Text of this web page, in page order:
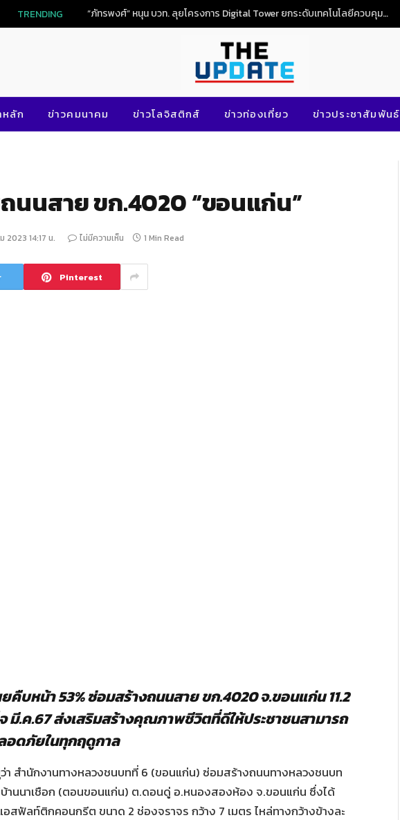
TRENDING “ภัทรพงศ์” หนุน บวท. ลุยโครงการ Digital Tower ยกระดับเทคโนโลยีควบคุมจราจรทางอากาศไทย
หลัก ข่าวคมนาคม ข่าวโลจิสติกส์ ข่าวท่องเที่ยว ข่าวประชาสัมพันธ์
นนสาย ขก.4020 “ขอนแก่น”
2023 14:17 น. ไม่มีความเห็น 1 Min Read
Pinterest
คืบหน้า 53% ซ่อมสร้างถนนสาย ขก.4020 จ.ขอนแก่น 11.2
มี.ค.67 ส่งเสริมสร้างคุณภาพชีวิตที่ดีให้ประชาชนสามารถ
อดภัยในทุกฤดูกาล
ว่า สำนักงานทางหลวงชนบทที่ 6 (ขอนแก่น) ซ่อมสร้างถนนทางหลวงชนบท
านนาเชือก (ตอนขอนแก่น) ต.ดอนดู่ อ.หนองสองห้อง จ.ขอนแก่น ซึ่งได้
สฟัลท์ติกคอนกรีต ขนาด 2 ช่องจราจร กว้าง 7 เมตร ไหล่ทางกว้างข้างละ